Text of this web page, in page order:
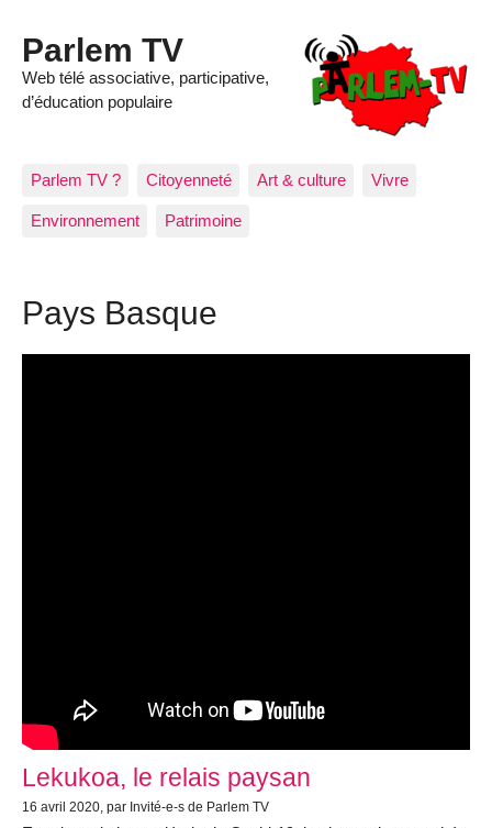
Parlem TV
Web télé associative, participative,
d’éducation populaire
Parlem TV ? Citoyenneté Art & culture Vivre
Environnement Patrimoine
Pays Basque
Lekukoa, le relais paysan
16 avril 2020, par Invité-e-s de Parlem TV